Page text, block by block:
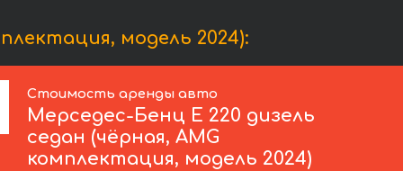
модель 2024):
Стоимость аренды авто
Мерседес-Бенц E 220 дизель
седан (чёрная, AMG
комплектация, модель 2024)